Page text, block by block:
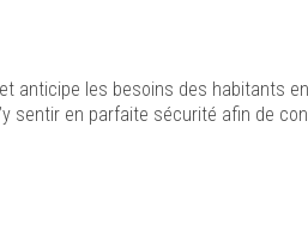
anticipe les besoins des habitants
sentir en parfaite sécurité afin de